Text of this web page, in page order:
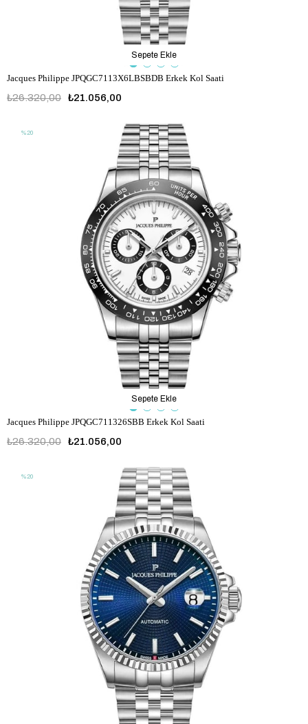
Jacques Philippe JPQGC7113X6LBSBDB Erkek Kol Saati
₺21.056,00
₺26.320,00
Sepete Ekle
Jacques Philippe JPQGC711326SBB Erkek Kol Saati
₺21.056,00
₺26.320,00
Sepete Ekle
%20
%20